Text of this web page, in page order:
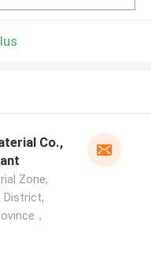
Co.,
Zone,
District,
，